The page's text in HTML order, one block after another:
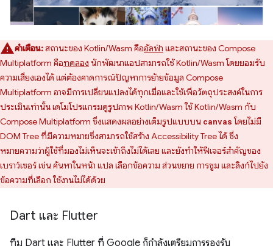
คำเตือน:สถานะของ Kotlin/Wasm คืออัลฟ่า และสถานะของ Compose
Multiplatform คือทดลอง นักพัฒนาแอปสามารถใช้ Kotlin/Wasm โดยยอมรับ
ความเสี่ยงเองได้ แต่ต้องคาดการณ์ปัญหาการย้ายข้อมูล Compose
Multiplatform อาจมีการเปลี่ยนแปลงได้ทุกเมื่อและใช้เพื่อวัตถุประสงค์ในการ
ประเมินเท่านั้น เดโมโปรแกรมดูรูปภาพ Kotlin/Wasm ใช้ Kotlin/Wasm กับ
Compose Multiplatform ซึ่งแสดงผลอย่างเต็มรูปแบบบน canvasโดยไม่มี
DOM Tree ที่มีความหมายซึ่งสามารถใช้สร้าง Accessibility Tree ได้ ซึ่ง
หมายความว่าผู้ใช้ที่มองไม่เห็นจะเข้าถึงไม่ได้เลย และยังทำให้ฟีเจอร์สำคัญของ
เบราว์เซอร์ เช่น ค้นหาในหน้า แปล เลือกข้อความ ส่วนขยาย การซูม และลิงก์ไปยัง
ข้อความที่เลือก ใช้งานไม่ได้ด้วย
Dart และ Flutter
ทีม Dart และ Flutter ที่ Google ก็กำลังเตรียมการรองรับ